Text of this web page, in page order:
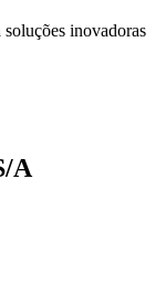
inovadoras
A